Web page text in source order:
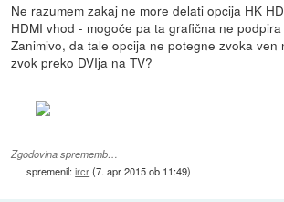
Ne razumem zakaj ne more delati opcija HK
HDMI vhod - mogoče pa ta grafična ne
Zanimivo, da tale opcija ne potegne zvoka ven
zvok preko DVIja na TV?
Zgodovina sprememb…
spremenil:ircr(7. apr 2015 ob 11:49)